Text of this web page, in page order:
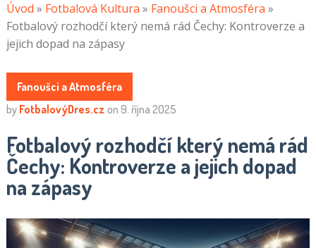
Úvod » Fotbalová Kultura » Fanoušci a Atmosféra »
Fotbalový rozhodčí který nemá rád Čechy: Kontroverze a
jejich dopad na zápasy
Fanoušci a Atmosféra
by FotbalovýDres.cz on 9. října 2025
Fotbalový rozhodčí který nemá rád
Čechy: Kontroverze a jejich dopad
na zápasy